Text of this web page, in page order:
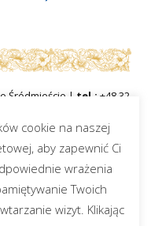
Śródmieście | tel.: +48 32
informacyjny
art.66 §1 kodeksu
prawnych.
Piotr Dacjusz
cookie na naszej
aby zapewnić Ci
wrażenia
Twoich
wizyt. Klikając